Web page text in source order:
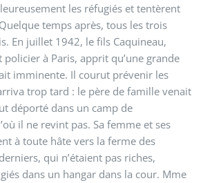
les réfugiés et tentèrent
temps après, tous les trois
En juillet 1942, le fils Caquineau,
à Paris, apprit qu’une grande
imminente. Il courut prévenir les
trop tard : le père de famille venait
déporté dans un camp de
il ne revint pas. Sa femme et ses
à toute hâte vers la ferme des
qui n’étaient pas riches,
dans un hangar dans la cour. Mme